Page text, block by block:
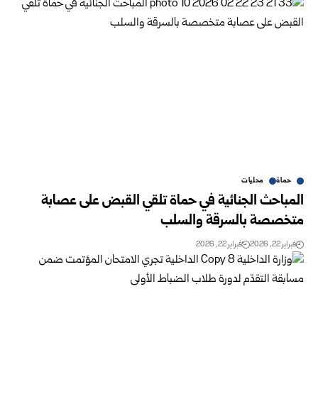
حماة محليات
المباحث الجنائية في حماة تلقي القبض على عصابة
متخصصة بالسرقة والسلب
فبراير 22, 2026 فبراير 22, 2026